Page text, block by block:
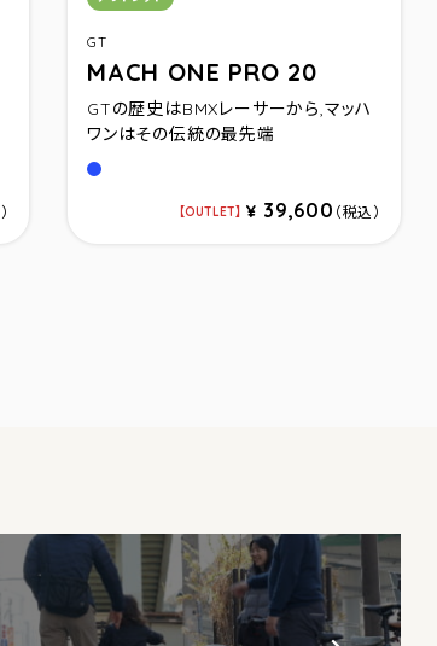
GT
MACH ONE PRO 20
GTの歴史はBMXレーサーから,マッハ
ワンはその伝統の最先端
ブル－
OUTLET ¥ 39,600 （税込）